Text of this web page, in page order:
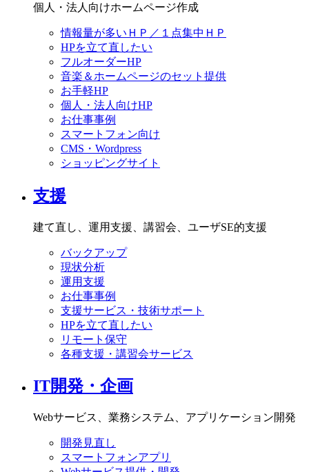
個人・法人向けホームページ作成
情報量が多いＨＰ／１点集中ＨＰ
HPを立て直したい
フルオーダーHP
音楽＆ホームページのセット提供
お手軽HP
個人・法人向けHP
お仕事事例
スマートフォン向け
CMS・Wordpress
ショッピングサイト
支援
建て直し、運用支援、講習会、ユーザSE的支援
バックアップ
現状分析
運用支援
お仕事事例
支援サービス・技術サポート
HPを立て直したい
リモート保守
各種支援・講習会サービス
IT開発・企画
Webサービス、業務システム、アプリケーション開発
開発見直し
スマートフォンアプリ